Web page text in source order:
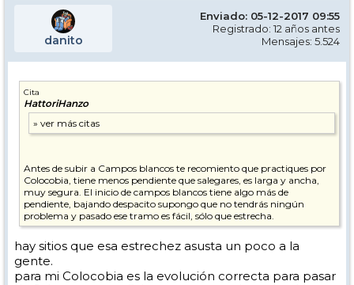
danito
Enviado: 05-12-2017 09:55
Registrado: 12 años antes
Mensajes: 5.524
Cita
HattoriHanzo
Antes de subir a Campos blancos te recomiento que practiques por
Colocobia, tiene menos pendiente que salegares, es larga y ancha,
muy segura. El inicio de campos blancos tiene algo más de
pendiente, bajando despacito supongo que no tendrás ningún
problema y pasado ese tramo es fácil, sólo que estrecha.
hay sitios que esa estrechez asusta un poco a la
gente.
para mi Colocobia es la evolución correcta para pasar